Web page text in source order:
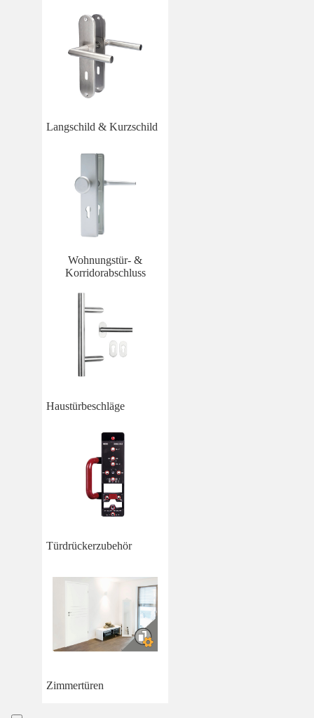
Langschild & Kurzschild
Wohnungstür- &
Korridorabschluss
Haustürbeschläge
Türdrückerzubehör
Zimmertüren